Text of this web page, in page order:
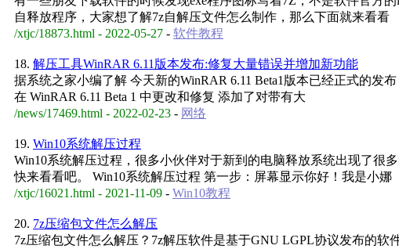
自释放程序，大家想了解7z自解压文件怎么制作，那么下面就来看看
/xtjc/18873.html - 2022-05-27 - 软件教程
18. 解压工具WinRAR 6.11版本发布:修复大量错误并增加新功能
据系统之家小编了解 今天新的WinRAR 6.11 Beta1版本已经正式的发
在 WinRAR 6.11 Beta 1 中更改和修复 添加了对带有大
/news/17469.html - 2022-02-23 - 网络
19. Win10系统解压过程
Win10系统解压过程，很多小伙伴对于新到的电脑释放系统出现了很
快来看看吧。 Win10系统解压过程 第一步：屏幕显示你好！我是小娜
/xtjc/16021.html - 2021-11-09 - Win10教程
20. 7z压缩包文件怎么解压
7z压缩包文件怎么解压？7z解压软件是基于GNU LGPL协议发布的